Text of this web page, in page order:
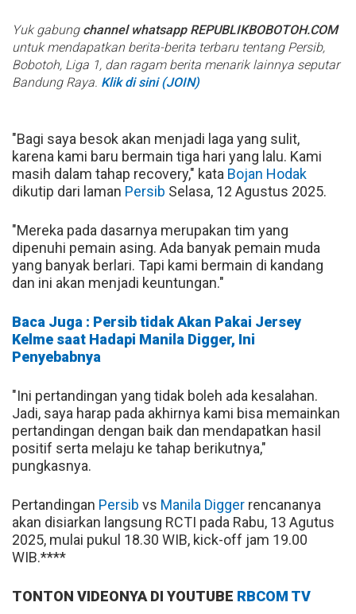
Yuk gabung channel whatsapp REPUBLIKBOBOTOH.COM
untuk mendapatkan berita-berita terbaru tentang Persib,
Bobotoh, Liga 1, dan ragam berita menarik lainnya seputar
Bandung Raya. Klik di sini (JOIN)
"Bagi saya besok akan menjadi laga yang sulit,
karena kami baru bermain tiga hari yang lalu. Kami
masih dalam tahap recovery," kata Bojan Hodak
dikutip dari laman Persib Selasa, 12 Agustus 2025.
"Mereka pada dasarnya merupakan tim yang
dipenuhi pemain asing. Ada banyak pemain muda
yang banyak berlari. Tapi kami bermain di kandang
dan ini akan menjadi keuntungan."
Baca Juga : Persib tidak Akan Pakai Jersey
Kelme saat Hadapi Manila Digger, Ini
Penyebabnya
"Ini pertandingan yang tidak boleh ada kesalahan.
Jadi, saya harap pada akhirnya kami bisa memainkan
pertandingan dengan baik dan mendapatkan hasil
positif serta melaju ke tahap berikutnya,"
pungkasnya.
Pertandingan Persib vs Manila Digger rencananya
akan disiarkan langsung RCTI pada Rabu, 13 Agutus
2025, mulai pukul 18.30 WIB, kick-off jam 19.00
WIB.****
TONTON VIDEONYA DI YOUTUBE RBCOM TV